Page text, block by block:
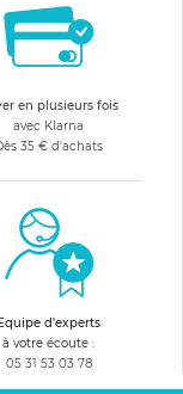
en plusieurs fois
avec Klarna
35 € d'achats
d'experts
à votre écoute :
05 31 53 03 78